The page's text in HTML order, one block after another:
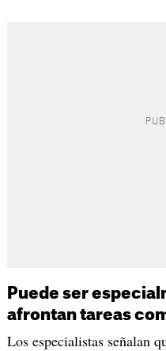
Puede ser
afrontan tareas
Los especialistas señalan